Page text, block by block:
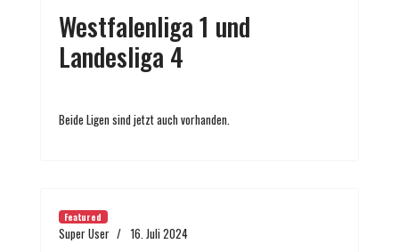
Westfalenliga 1 und
Landesliga 4
Beide Ligen sind jetzt auch vorhanden.
Featured
Super User 16. Juli 2024